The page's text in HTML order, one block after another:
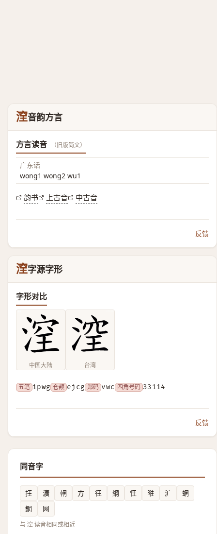
㴏音韵方言
方言读音 （旧版简文）
广东话
wong1 wong2 wu1
韵书 上古音 中古音
反馈
㴏字源字形
字形对比
中国大陆 台湾
五笔 ipwg 仓颉 ejcg 郑码 vwc 四角号码 33114
反馈
同音字
抂 瀇 輞 方 彺 䋄 忹 暀 㲿
蝄
龬
网
与 㴏 读音相同或相近